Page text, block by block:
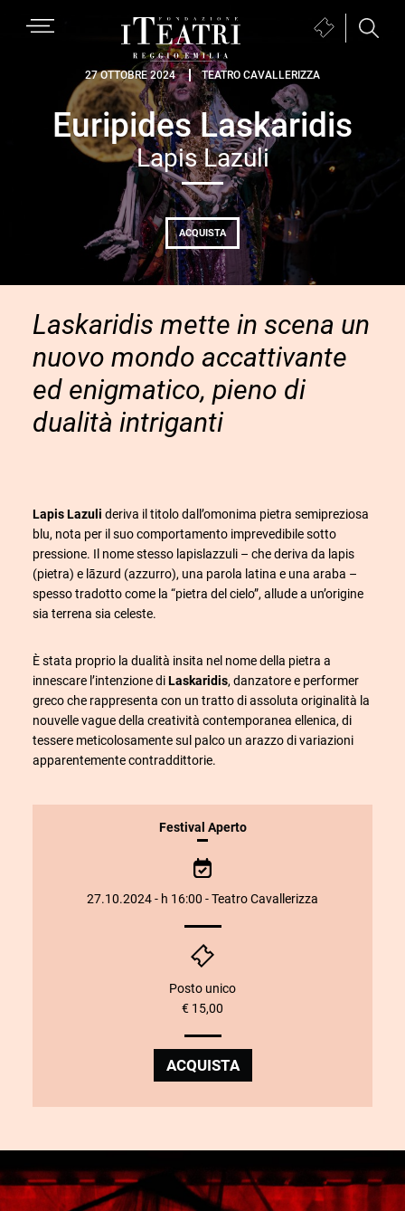
Fondazione
I
Teatri
Reggio
Emilia
Biglietteria
una
finestra)
27 OTTOBRE 2024 TEATRO CAVALLERIZZA
Euripides Laskaridis
Lapis Lazuli
ACQUISTA
Laskaridis mette in scena un
nuovo mondo accattivante
ed enigmatico, pieno di
dualità intriganti
Lapis Lazuli deriva il titolo dall’omonima pietra semipreziosa
blu, nota per il suo comportamento imprevedibile sotto
pressione. Il nome stesso lapislazzuli – che deriva da lapis
(pietra) e lāzurd (azzurro), una parola latina e una araba –
spesso tradotto come la “pietra del cielo”, allude a un’origine
sia terrena sia celeste.
È stata proprio la dualità insita nel nome della pietra a
innescare l’intenzione diLaskaridis, danzatore e performer
greco che rappresenta con un tratto di assoluta originalità la
nouvelle vague della creatività contemporanea ellenica, di
tessere meticolosamente sul palco un arazzo di variazioni
apparentemente contraddittorie.
INFORMAZIONIFestival Aperto
27.10.2024 - h 16:00 - Teatro Cavallerizza
Posto unico
€ 15,00
ACQUISTA